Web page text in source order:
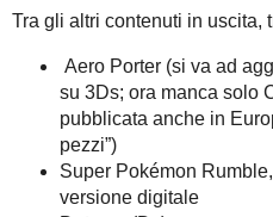
Tra gli altri contenuti in uscita,
Aero Porter (si va ad
su 3Ds; ora manca solo
pubblicata anche in
pezzi”)
Super Pokémon
versione digitale